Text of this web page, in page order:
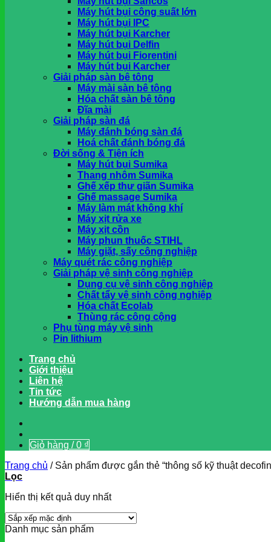
khi nhận hàng tại HCM
Giỏ hàng
Chưa có sản phẩm trong giỏ hàng.
Máy hút bụi công suất lớn
Máy hút bụi IPC
Máy hút bụi Karcher
Máy hút bụi Delfin
Máy hút bụi Fiorentini
Máy hút bụi Karcher
Giải pháp sàn bê tông
Máy mài sàn bê tông
Hóa chất sàn bê tông
Đĩa mài
Giải pháp sàn đá
Máy đánh bóng sàn đá
Hoá chất đánh bóng đá
Đời sống & Tiện ích
Máy hút bụi Sumika
Thang nhôm Sumika
Ghế xếp thư giãn Sumika
Ghế massage Sumika
Máy làm mát không khí
Máy xịt rửa xe
Máy xịt cồn
Máy phun thuốc STIHL
Máy giặt, sấy công nghiệp
Máy quét rác công nghiệp
Giải pháp vệ sinh công nghiệp
Dụng cụ vệ sinh công nghiệp
Chất tẩy vệ sinh công nghiệp
Hóa chất Ecolab
Thùng rác công cộng
Phụ tùng máy vệ sinh
Pin lithium
Trang chủ
Giới thiệu
Liên hệ
Tin tức
Hướng dẫn mua hàng
Giỏ hàng /0 ₫
Trang chủ /Sản phẩm được gắn thẻ “thông số kỹ thuật
Lọc
Hiển thị kết quả duy nhất
Danh mục sản phẩm